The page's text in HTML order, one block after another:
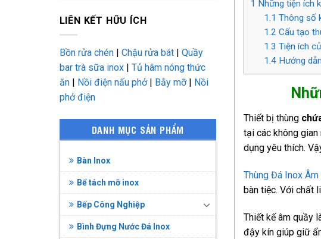
LIÊN KẾT HỮU ÍCH
Bồn rửa chén| Chậu rửa bát| Quầy
bar trà sữa inox| Tủ hâm nóng thức
ăn| Nồi điện nấu phở| Bẫy mỡ| Nồi
phở điện
DANH MỤC SẢN PHẨM
Bàn Inox
Bể tách mỡ inox
Bếp Công Nghiệp
Bình Đựng Nước Đá Inox
1 Những tiện ích
1.1 Thông số
1.2 Cấu tạo
1.3 Tiện ích
1.4 Hướng
Thiết bị thùng
tại các không
dụng yêu thích.
Thùng Đá Inox
bàn tiệc. Với chất
Thiết kế âm quầy
đậy kín giúp giữ